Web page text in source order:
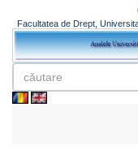
Facultatea de Drept,